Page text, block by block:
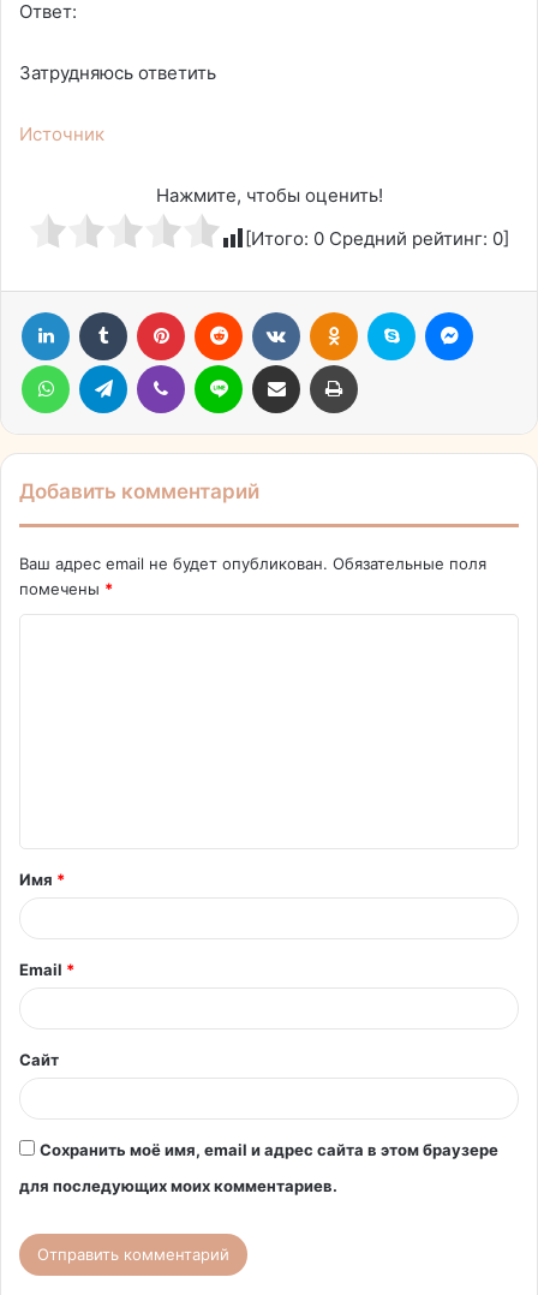
Ответ:
Затрудняюсь ответить
Источник
Нажмите, чтобы оценить!
[Итого: 0 Средний рейтинг: 0]
LinkedIn Tumblr Pinterest Reddit ВконтактеОдноклассники
Skype
WhatsAppTelegram Viber Line Поделиться через электронную почту Печатать
Добавить комментарий
Ваш адрес email не будет опубликован. Обязательные поля
помечены *
т
а
й
*
Имя *
Email *
Сайт
Сохранить моё имя, email и адрес сайта в этом браузере
для последующих моих комментариев.